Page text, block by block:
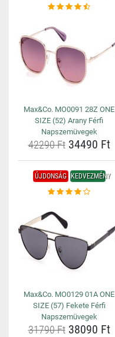
Max&Co. MO0091 28Z ONE
SIZE (52) Arany Férfi
Napszemüvegek
42290 Ft34490 Ft
ÚJDONSÁG KEDVEZMÉNY
Max&Co. MO0129 01A ONE
SIZE (57) Fekete Férfi
Napszemüvegek
31790 Ft38090 Ft